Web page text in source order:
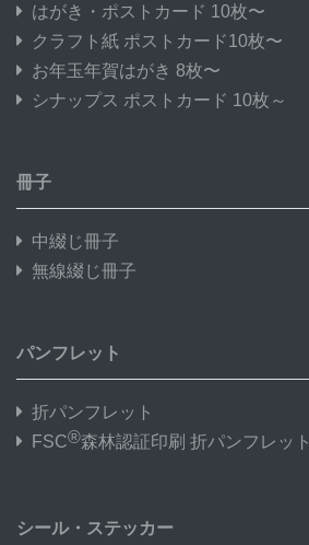
はがき・ポストカード 10枚〜
クラフト紙 ポストカード10枚〜
お年玉年賀はがき 8枚〜
シナップス ポストカード 10枚～
冊子
中綴じ冊子
無線綴じ冊子
パンフレット
折パンフレット
FSC®森林認証印刷 折パンフレット
シール・ステッカー